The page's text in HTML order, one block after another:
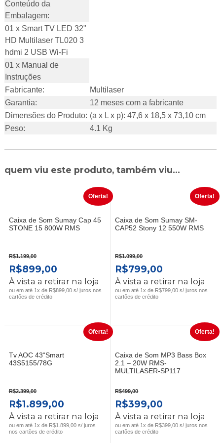
Conteúdo da
Embalagem:
01 x Smart TV LED 32"
HD Multilaser TL020 3
hdmi 2 USB Wi-Fi
01 x Manual de
Instruções
Fabricante:
Multilaser
Garantia:
12 meses com a fabricante
Dimensões do Produto: (a x L x p): 47,6 x 18,5 x 73,10 cm
Peso:
4.1 Kg
quem viu este produto, também viu...
Oferta!
Caixa de Som Sumay Cap 45
STONE 15 800W RMS
R$1.199,00
O
PREÇO
ORIGINAL
R$899,00O
PREÇO
ATUAL
À vista a retirar na loja
ou em até 1x de R$899,00 s/ juros nos
cartões de crédito
Oferta!
Caixa de Som Sumay SM-
CAP52 Stony 12 550W RMS
R$1.099,00
O
PREÇO
ORIGINAL
R$799,00
PREÇO
ATUAL
À vista a retirar na loja
ou em até 1x de R$799,00 s/ juros nos
cartões de crédito
Oferta!
Tv AOC 43“Smart
43S5155/78G
R$2.399,00
O
PREÇO
ORIGINAL
R$1.899,00O
PREÇO
ATUAL
À vista a retirar na loja
ou em até 1x de R$1.899,00 s/ juros
nos cartões de crédito
Oferta!
Caixa de Som MP3 Bass Box
2.1 – 20W RMS-
MULTILASER-SP117
R$499,00
O
PREÇO
ORIGINAL
R$399,00
PREÇO
ATUAL
À vista a retirar na loja
ou em até 1x de R$399,00 s/ juros nos
cartões de crédito